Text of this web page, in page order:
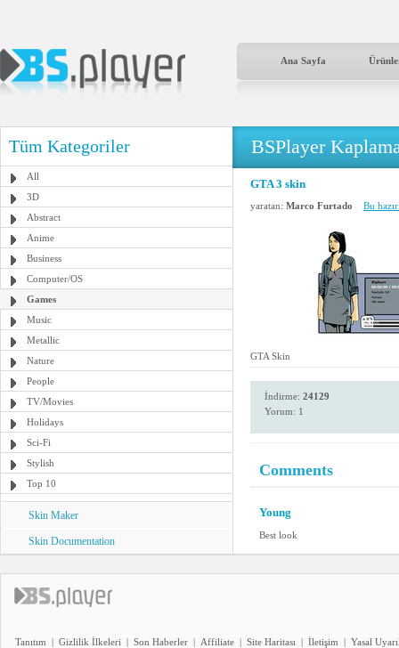
Ana Sayfa
Tüm Kategoriler
All
3D
Abstract
Anime
Business
Computer/OS
Games
Music
Metallic
Nature
People
TV/Movies
Holidays
Sci-Fi
Stylish
Top 10
Skin Maker
Skin Documentation
BSPlayer
GTA 3 skin
yaratan: Marco Furtado Bu
GTA Skin
İndirme: 24129
Yorum: 1
Comments
Young
Best look
Tanıtım | Gizlilik İlkeleri | Son Haberler | Affiliate | Site Haritası | İletişim | Yasal